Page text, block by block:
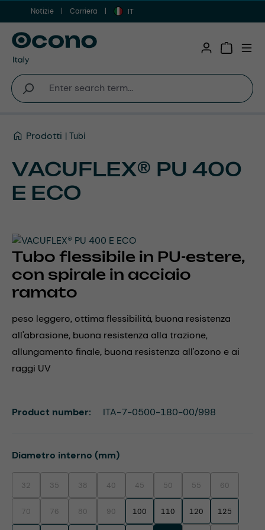
Vai al contenuto principale
Notizie Carriera IT
Prodotti Tubi
VACUFLEX® PU 400
E ECO
Tubo flessibile in PU-estere,
con spirale in acciaio
ramato
peso leggero, ottima flessibilità, buona resistenza
all'abrasione, buona resistenza alla trazione,
allungamento finale, buona resistenza all'ozono e ai
raggi UV
Select
Diametro interno (mm)
32(This option is currently unavailable.)
35(This option is currently unavailable.)
38(This option is currently unavailable.)
40(This option is currently unavailable.)
45(This option is currently unavailable.)
50(This option is currently
55(This option is
60(This option
70(This option is currently unavailable.)
76(This option is currently unavailable.)
80(This option is currently unavailable.)
90(This option is currently unavailable.)
100 110 120 125
Product number: ITA-7-0500-180-00/998